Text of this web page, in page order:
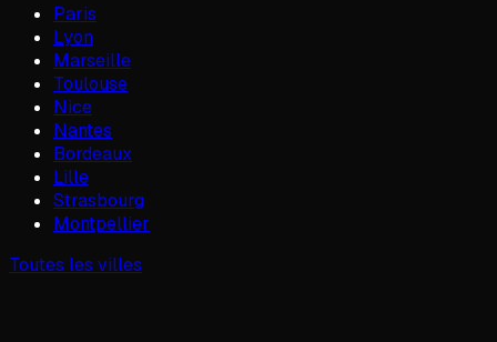
Paris
Lyon
Marseille
Toulouse
Nice
Nantes
Bordeaux
Lille
Strasbourg
Montpellier
Toutes les villes